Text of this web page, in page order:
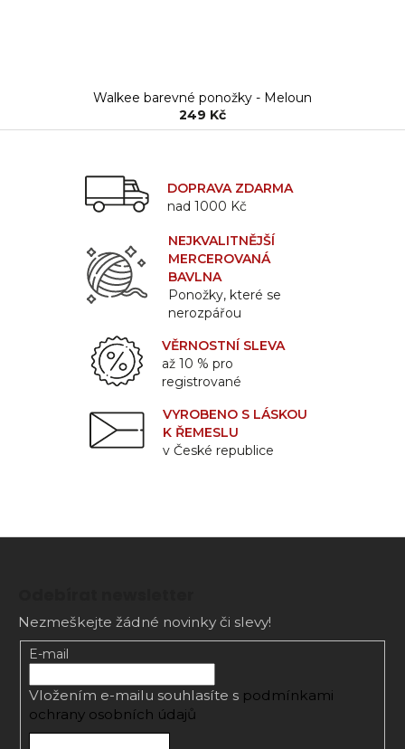
Walkee barevné ponožky - Meloun
249 Kč
DOPRAVA ZDARMA
nad 1000 Kč
NEJKVALITNĚJŠÍ
MERCEROVANÁ
BAVLNA
Ponožky, které se
nerozpářou
VĚRNOSTNÍ SLEVA
až 10 % pro
registrované
VYROBENO S LÁSKOU
K ŘEMESLU
v České republice
Nezmeškejte žádné novinky či slevy!
E-mail
Vložením e-mailu souhlasíte s podmínkami
ochrany osobních údajů